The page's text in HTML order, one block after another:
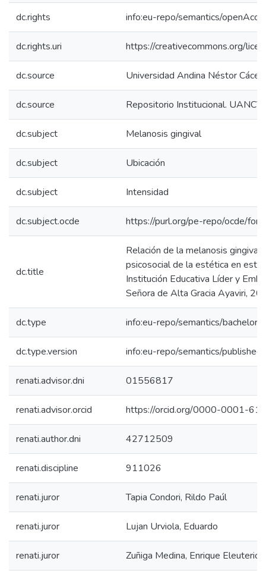
dc.rights info:eu-repo/semantics/
dc.rights.uri https://creativecommons.org/
dc.source Universidad Andina Néstor
dc.source Repositorio Institucional. UANCV
dc.subject Melanosis gingival
dc.subject Ubicación
dc.subject Intensidad
dc.subject.ocde https://purl.org/pe-repo/ocde/
dc.title
Relación de la melanosis gingival
psicosocial de la estética en
Institución Educativa Líder y
Señora de Alta Gracia Ayaviri,
dc.type info:eu-repo/semantics/
dc.type.version info:eu-repo/semantics/
renati.advisor.dni 01556817
renati.advisor.orcid https://orcid.org/0000-0001-
renati.author.dni 42712509
renati.discipline 911026
renati.juror Tapia Condori, Rildo Paúl
renati.juror Lujan Urviola, Eduardo
renati.juror Zuñiga Medina, Enrique Eleuterio